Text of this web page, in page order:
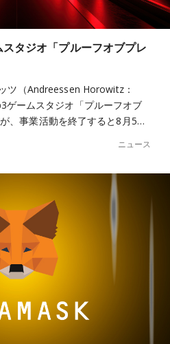
タジオ「プルーフオブプレ
ツ（Andreessen Horowitz：
ゲームスタジオ「プルーフオブ
、事業活動を終了すると8月5…
ニュース